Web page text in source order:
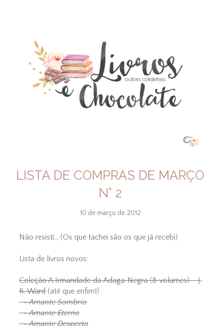
LISTA DE COMPRAS DE MARÇO
N° 2
10 de março de 2012
Não resisti... (Os que tachei são os que já recebi)
Lista de livros novos:
Coleção A Irmandade da Adaga Negra (8 volumes) - J.
R. Ward(até que enfim!)
- Amante Sombrio
- Amante Eterno
- Amante Desperto